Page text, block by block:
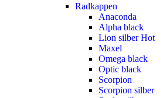
Radkappen
Anaconda
Alpha black
Lion silberHot
Maxel
Omega black
Optic black
Scorpion
Scorpion silber